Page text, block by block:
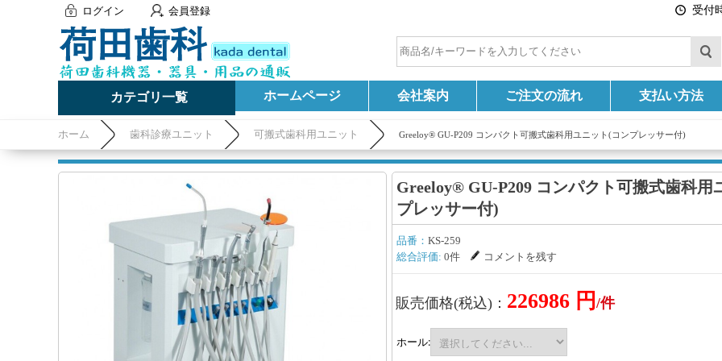
ログイン 会員登録 受付
カテゴリ一覧 ホームページ 会社案内 ご注文の流れ 支払い方法
ホーム 歯科診療ユニット 可搬式歯科用ユニット Greeloy® GU-P209 コンパクト可搬式歯科用ユニット(コンプレッサー付)
Greeloy® GU-P209 コンパクト可搬式歯科用
プレッサー付)
品番： KS-259
総合評価: 0件 コメントを残す
販売価格(税込)： 226986 円 /件
ホール: